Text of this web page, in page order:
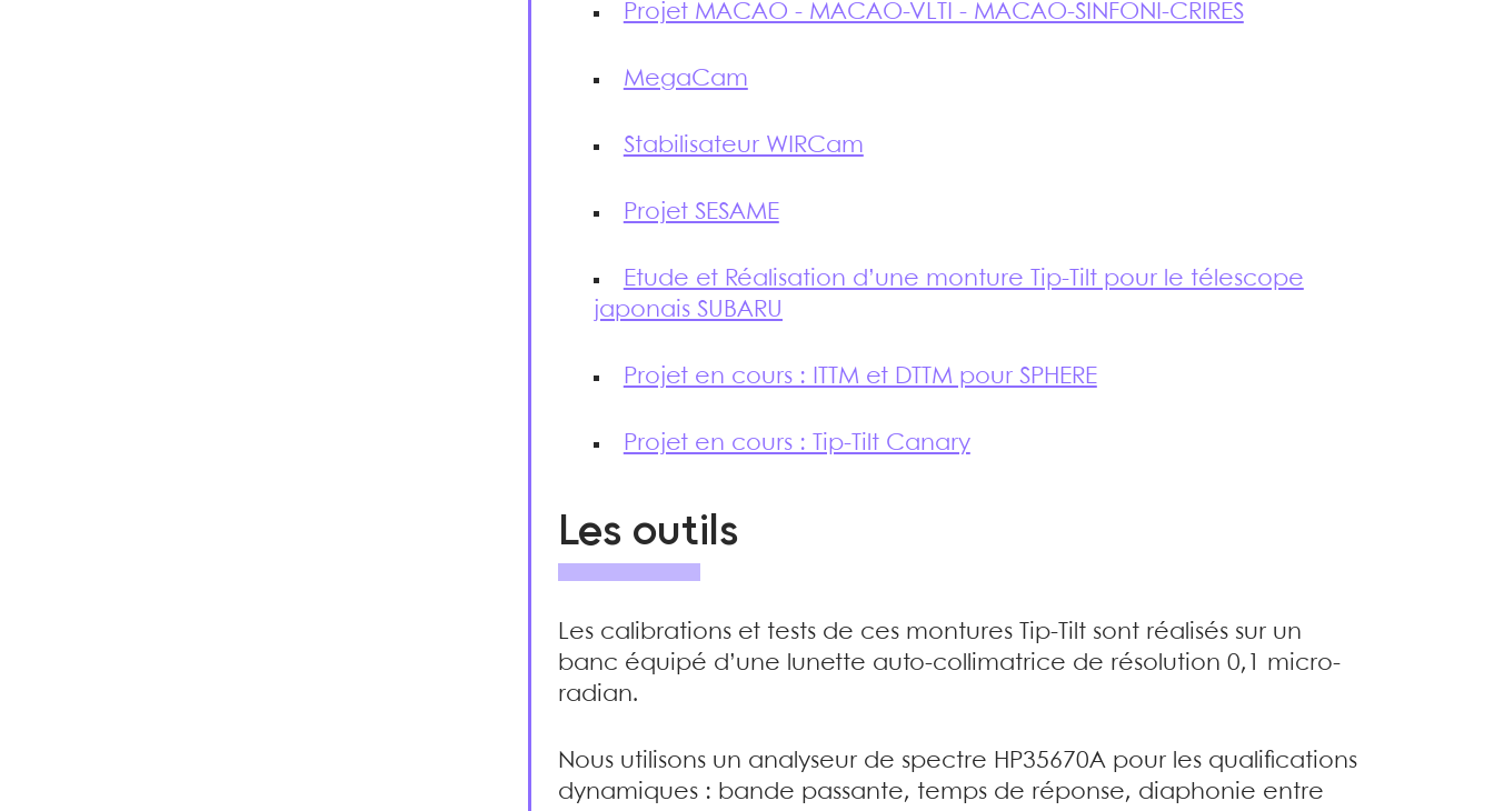
Projet MACAO - MACAO-VLTI - MACAO-SINFONI-CRIRES
MegaCam
Stabilisateur WIRCam
Projet SESAME
Etude et Réalisation d’une monture Tip-Tilt pour le télescope
japonais SUBARU
Projet en cours : ITTM et DTTM pour SPHERE
Projet en cours : Tip-Tilt Canary
Les outils
Les calibrations et tests de ces montures Tip-Tilt sont réalisés sur un
banc équipé d’une lunette auto-collimatrice de résolution 0,1 micro-
radian.
Nous utilisons un analyseur de spectre HP35670A pour les qualifications
dynamiques : bande passante, temps de réponse, diaphonie entre